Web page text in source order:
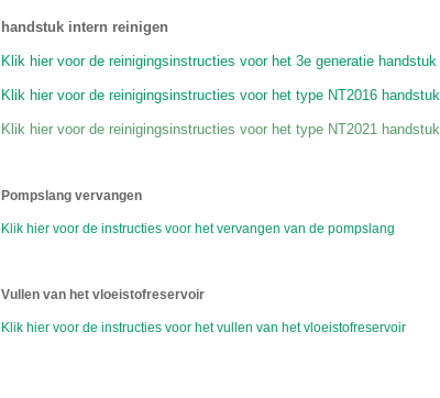
handstuk intern reinigen
Klik hier voor de reinigingsinstructies voor het 3e generatie handstuk
Klik hier voor de reinigingsinstructies voor het type NT2016 handstuk
Klik hier voor de reinigingsinstructies voor het type NT2021 handstuk
Pompslang vervangen
Klik hier voor de instructies voor het vervangen van de pompslang
Vullen van het vloeistofreservoir
Klik hier voor de instructies voor het vullen van het vloeistofreservoir